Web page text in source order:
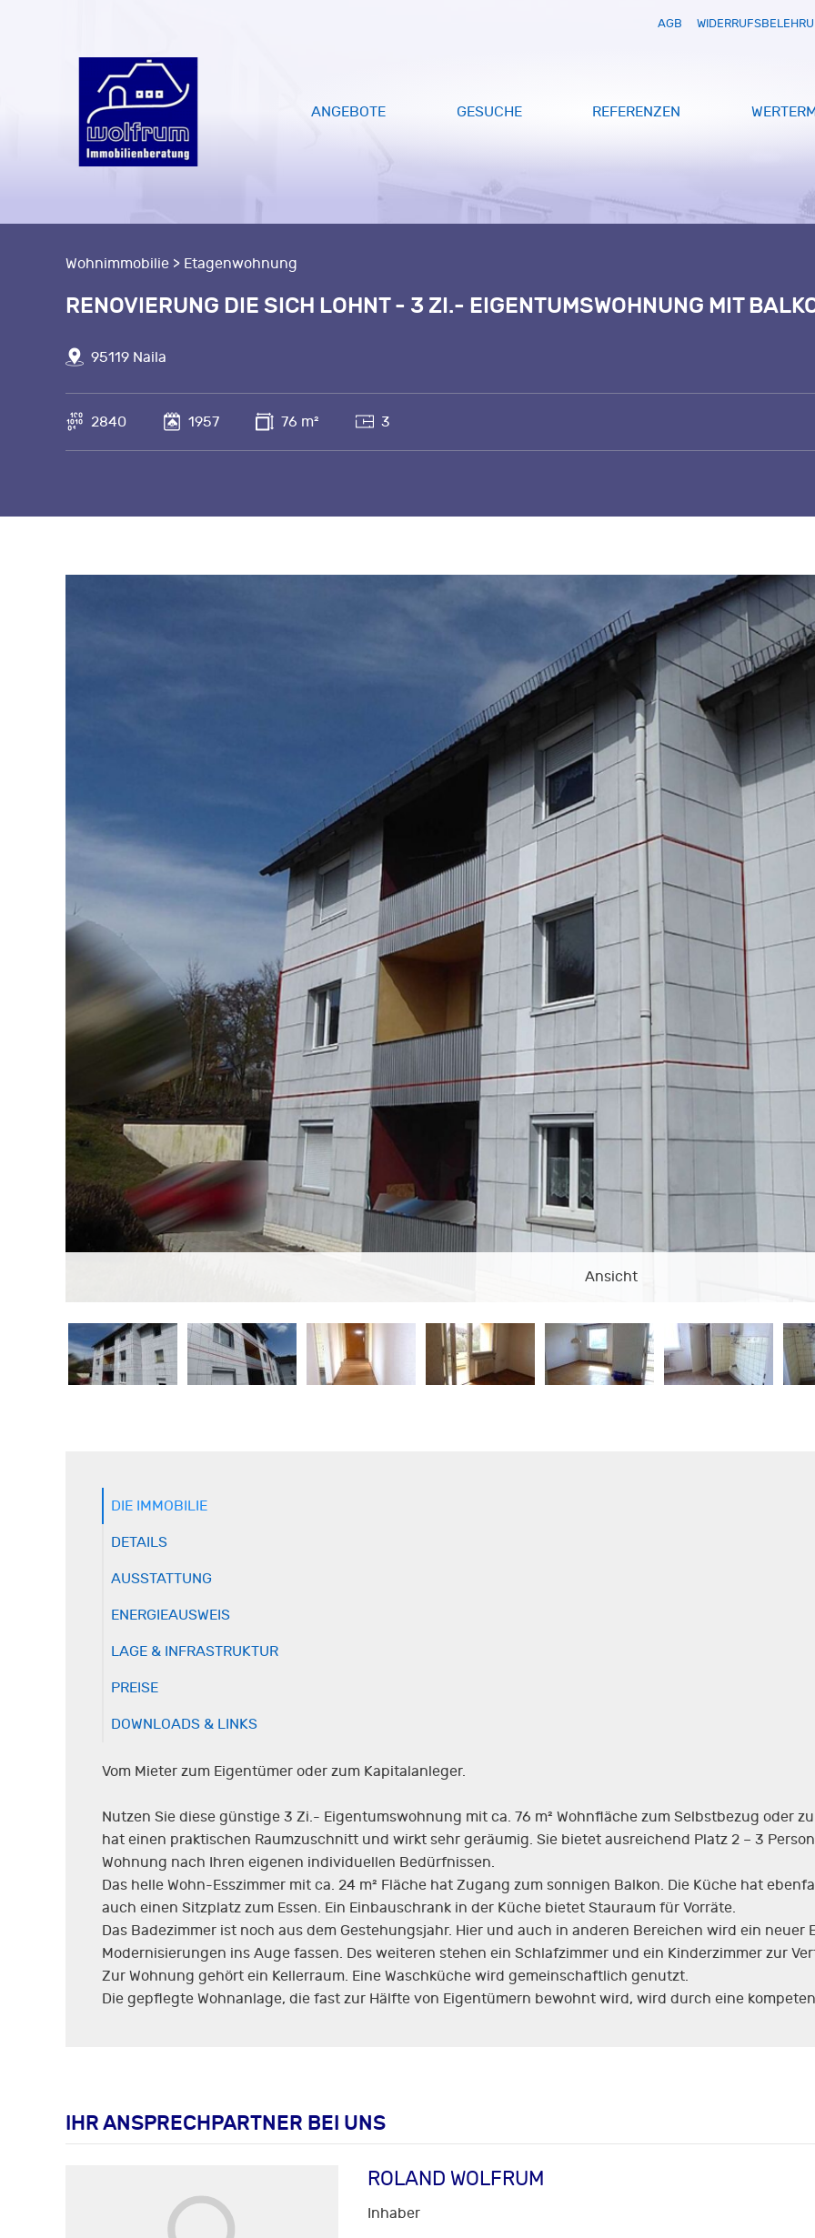
AGB
ANGEBOTE GESUCHE REFERENZEN
Wohnimmobilie > Etagenwohnung
RENOVIERUNG DIE SICH LOHNT - 3 ZI.- EIGENTUMSWOHNUNG MIT
95119 Naila
2840 1957 76 m² 3
Ansicht
DIE IMMOBILIE
DETAILS
AUSSTATTUNG
ENERGIEAUSWEIS
LAGE & INFRASTRUKTUR
PREISE
DOWNLOADS & LINKS
Vom Mieter zum Eigentümer oder zum Kapitalanleger.
Nutzen Sie diese günstige 3 Zi.- Eigentumswohnung mit ca. 76 m² Wohnfläche zum Selbstbezug oder
hat einen praktischen Raumzuschnitt und wirkt sehr geräumig. Sie bietet ausreichend Platz 2 – 3
Wohnung nach Ihren eigenen individuellen Bedürfnissen.
Das helle Wohn-Esszimmer mit ca. 24 m² Fläche hat Zugang zum sonnigen Balkon. Die Küche hat
auch einen Sitzplatz zum Essen. Ein Einbauschrank in der Küche bietet Stauraum für Vorräte.
Das Badezimmer ist noch aus dem Gestehungsjahr. Hier und auch in anderen Bereichen wird ein
Modernisierungen ins Auge fassen. Des weiteren stehen ein Schlafzimmer und ein Kinderzimmer zur
Zur Wohnung gehört ein Kellerraum. Eine Waschküche wird gemeinschaftlich genutzt.
Die gepflegte Wohnanlage, die fast zur Hälfte von Eigentümern bewohnt wird, wird durch eine
IHR ANSPRECHPARTNER BEI UNS
ROLAND WOLFRUM
Inhaber